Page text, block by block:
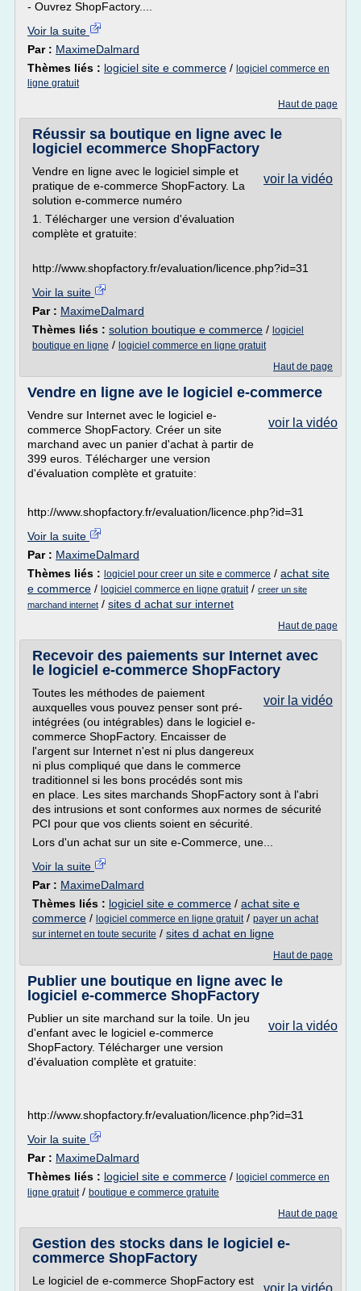
- Ouvrez ShopFactory....
Voir la suite
Par : MaximeDalmard
Thèmes liés : logiciel site e commerce / logiciel commerce en
ligne gratuit
Haut de page
Réussir sa boutique en ligne avec le
logiciel ecommerce ShopFactory
voir la vidéo
Vendre en ligne avec le logiciel simple et
pratique de e-commerce ShopFactory. La
solution e-commerce numéro
1. Télécharger une version d'évaluation
complète et gratuite:
http://www.shopfactory.fr/evaluation/licence.php?id=31
Voir la suite
Par : MaximeDalmard
Thèmes liés : solution boutique e commerce / logiciel
boutique en ligne / logiciel commerce en ligne gratuit
Haut de page
Vendre en ligne ave le logiciel e-commerce
voir la vidéo
Vendre sur Internet avec le logiciel e-
commerce ShopFactory. Créer un site
marchand avec un panier d'achat à partir de
399 euros. Télécharger une version
d'évaluation complète et gratuite:
http://www.shopfactory.fr/evaluation/licence.php?id=31
Voir la suite
Par : MaximeDalmard
Thèmes liés : logiciel pour creer un site e commerce / achat site
e commerce / logiciel commerce en ligne gratuit/ creer un site
marchand internet / sites d achat sur internet
Haut de page
Recevoir des paiements sur Internet avec
le logiciel e-commerce ShopFactory
voir la vidéo
Toutes les méthodes de paiement
auxquelles vous pouvez penser sont pré-
intégrées (ou intégrables) dans le logiciel e-
commerce ShopFactory. Encaisser de
l'argent sur Internet n'est ni plus dangereux
ni plus compliqué que dans le commerce
traditionnel si les bons procédés sont mis
en place. Les sites marchands ShopFactory sont à l'abri
des intrusions et sont conformes aux normes de sécurité
PCI pour que vos clients soient en sécurité.
Lors d'un achat sur un site e-Commerce, une...
Voir la suite
Par : MaximeDalmard
Thèmes liés : logiciel site e commerce / achat site e
commerce / logiciel commerce en ligne gratuit/ payer un achat
sur internet en toute securite / sites d achat en ligne
Haut de page
Publier une boutique en ligne avec le
logiciel e-commerce ShopFactory
voir la vidéo
Publier un site marchand sur la toile. Un jeu
d'enfant avec le logiciel e-commerce
ShopFactory. Télécharger une version
d'évaluation complète et gratuite:
http://www.shopfactory.fr/evaluation/licence.php?id=31
Voir la suite
Par : MaximeDalmard
Thèmes liés : logiciel site e commerce / logiciel commerce en
ligne gratuit/ boutique e commerce gratuite
Haut de page
Gestion des stocks dans le logiciel e-
commerce ShopFactory
voir la vidéo
Le logiciel de e-commerce ShopFactory est